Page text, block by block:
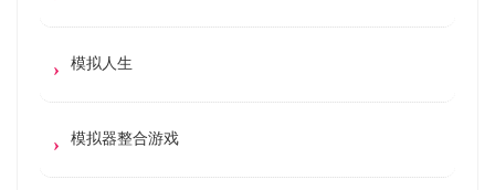
模拟人生
模拟器整合游戏